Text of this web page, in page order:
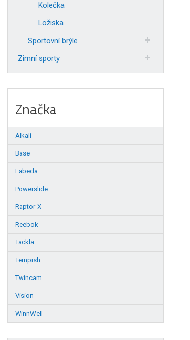
Kolečka
Ložiska
Sportovní brýle
Zimní sporty
Značka
Alkali
Base
Labeda
Powerslide
Raptor-X
Reebok
Tackla
Tempish
Twincam
Vision
WinnWell